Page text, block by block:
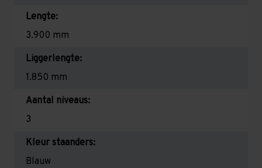
Lengte:
3.900 mm
Liggerlengte:
1.850 mm
Aantal niveaus:
3
Kleur staanders:
Blauw